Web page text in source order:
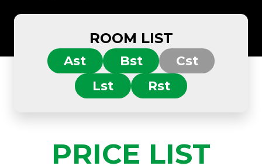
ROOM LIST
Ast Bst
Cst
Lst
Rst
PRICE LIST